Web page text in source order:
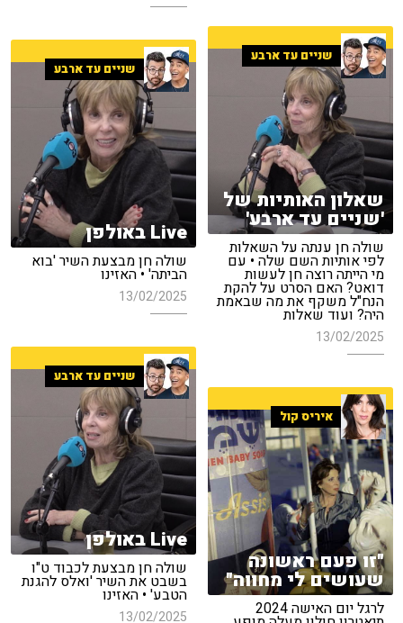
שניים עד ארבע
שאלון האותיות של
'שניים עד ארבע'
שולה חן ענתה על השאלות
לפי אותיות השם שלה • עם
מי הייתה רוצה חן לעשות
דואט? האם הסרט על להקת
הנח"ל משקף את מה שבאמת
היה? ועוד שאלות
13/02/2025
שניים עד ארבע
Live באולפן
שולה חן מבצעת השיר 'בוא
הביתה' • האזינו
13/02/2025
שניים עד ארבע
Live באולפן
שולה חן מבצעת לכבוד ט"ו
בשבט את השיר 'ואלס להגנת
הטבע' • האזינו
13/02/2025
איריס קול
"זו פעם ראשונה
שעושים לי מחווה"
לרגל יום האישה 2024